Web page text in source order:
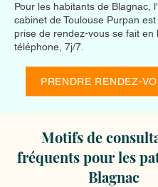
Pour les habitants de Blagnac,
cabinet de Toulouse Purpan
prise de rendez-vous se fait en
téléphone, 7j/7.
PRENDRE RENDEZ-
Motifs de
fréquents pour les
Blagnac